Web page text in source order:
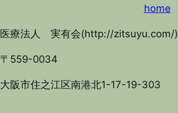
home
医療法人 実有会(http://zitsuyu.com/)
〒559-0034
大阪市住之江区南港北1-17-19-303